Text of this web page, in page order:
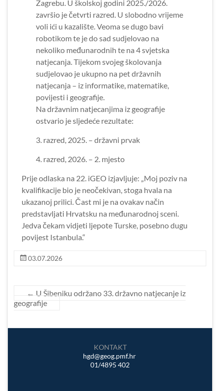
Zagrebu. U školskoj godini 2025./2026.
završio je četvrti razred. U slobodno vrijeme
voli ići u kazalište. Veoma se dugo bavi
robotikom te je do sad sudjelovao na
nekoliko međunarodnih te na 4 svjetska
natjecanja. Tijekom svojeg školovanja
sudjelovao je ukupno na pet državnih
natjecanja – iz informatike, matematike,
povijesti i geografije.
Na državnim natjecanjima iz geografije
ostvario je sljedeće rezultate:
3. razred, 2025. – državni prvak
4. razred, 2026. – 2. mjesto
Prije odlaska na 22. iGEO izjavljuje: „Moj poziv na
kvalifikacije bio je neočekivan, stoga hvala na
ukazanoj prilici. Čast mi je na ovakav način
predstavljati Hrvatsku na međunarodnoj sceni.
Jedva čekam vidjeti ljepote Turske, posebno dugu
povijest Istanbula.“
03.07.2026
← U Šibeniku održano 33. državno natjecanje iz
geografije
KONTAKT
hgd@geog.pmf.hr
01/4895 402